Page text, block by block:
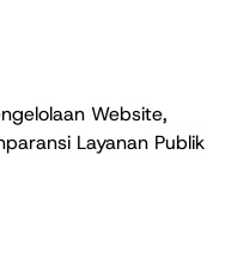
Website,
Layanan Publik